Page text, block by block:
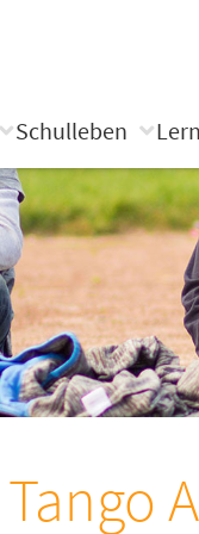
Schulleben
Tango